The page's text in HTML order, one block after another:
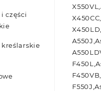
części
kreślarskie